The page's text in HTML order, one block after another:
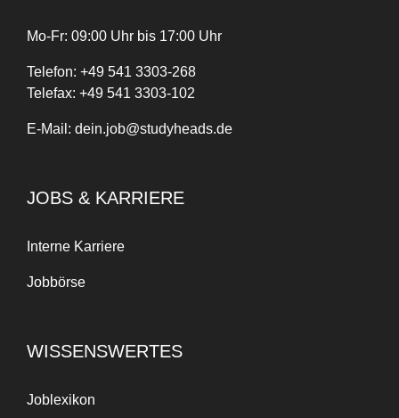
Mo-Fr: 09:00 Uhr bis 17:00 Uhr
Telefon: +49 541 3303-268
Telefax: +49 541 3303-102
E-Mail: dein.job@studyheads.de
JOBS & KARRIERE
Interne Karriere
Jobbörse
WISSENSWERTES
Joblexikon